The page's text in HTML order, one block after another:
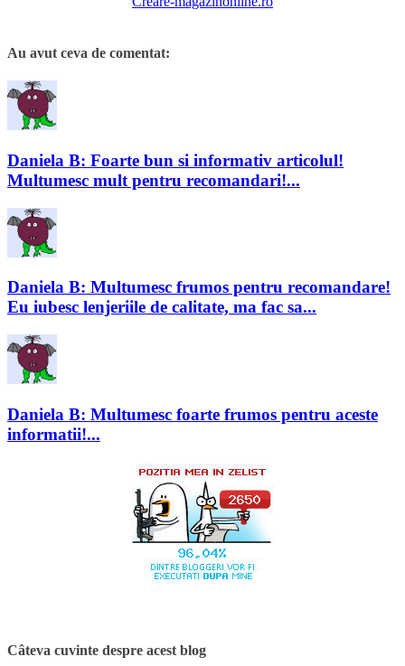
Au avut ceva de comentat:
Daniela B: Foarte bun si informativ articolul!
Multumesc mult pentru recomandari!...
Daniela B: Multumesc frumos pentru recomandare!
Eu iubesc lenjeriile de calitate, ma fac sa...
Daniela B: Multumesc foarte frumos pentru aceste
informatii!...
Câteva cuvinte despre acest blog